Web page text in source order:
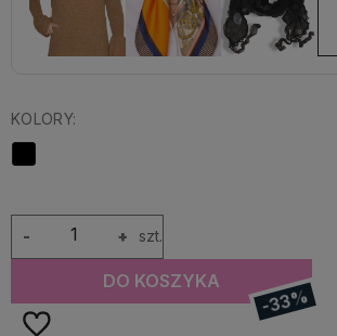
KOLORY:
+
- szt.
DO KOSZYKA
-33%